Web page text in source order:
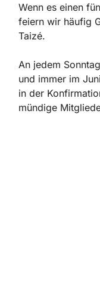
Wenn es einen
feiern wir häufig
Taizé.
An jedem
und immer im
in der
mündige